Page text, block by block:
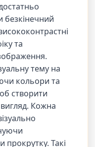
та
тему на
кольори та
створити
Кожна
прокрутку. Такі